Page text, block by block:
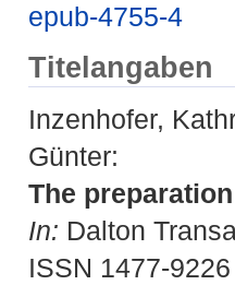
epub-4755-4
Titelangaben
Inzenhofer,
Günter:
The
In: Dalton
ISSN 1477-9226